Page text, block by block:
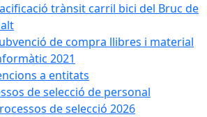
trànsit carril bici del Bruc de
de compra llibres i material
2021
a entitats
de selecció de personal
de selecció 2026